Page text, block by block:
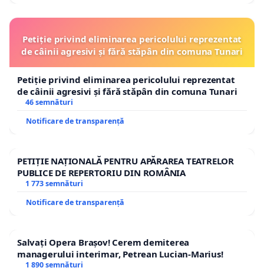
Petiție privind eliminarea pericolului reprezentat
de câinii agresivi și fără stăpân din comuna Tunari
Petiție privind eliminarea pericolului reprezentat
de câinii agresivi și fără stăpân din comuna Tunari
46 semnături
Notificare de transparență
PETIȚIE NAȚIONALĂ PENTRU APĂRAREA TEATRELOR
PUBLICE DE REPERTORIU DIN ROMÂNIA
1 773 semnături
Notificare de transparență
Salvați Opera Brașov! Cerem demiterea
managerului interimar, Petrean Lucian-Marius!
1 890 semnături